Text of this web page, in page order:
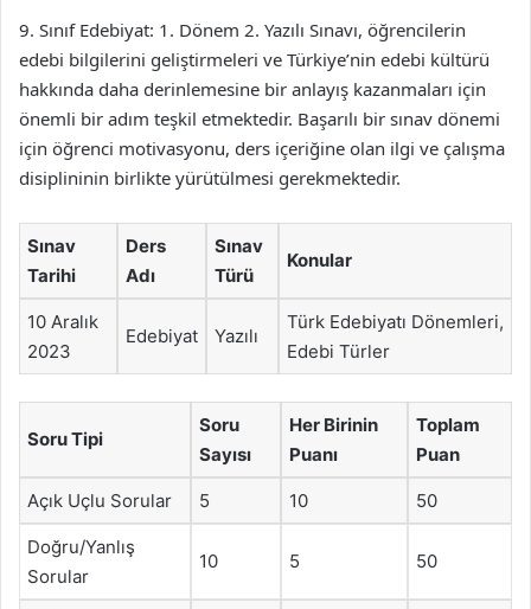
9. Sınıf Edebiyat: 1. Dönem 2. Yazılı Sınavı, öğrencilerin
edebi bilgilerini geliştirmeleri ve Türkiye’nin edebi kültürü
hakkında daha derinlemesine bir anlayış kazanmaları için
önemli bir adım teşkil etmektedir. Başarılı bir sınav dönemi
için öğrenci motivasyonu, ders içeriğine olan ilgi ve çalışma
disiplininin birlikte yürütülmesi gerekmektedir.
Sınav
Tarihi
Ders
Adı
Sınav
Türü
Konular
10 Aralık
2023
Edebiyat Yazılı
Türk Edebiyatı Dönemleri,
Edebi Türler
Soru Tipi
Soru
Sayısı
Her Birinin
Puanı
Toplam
Puan
Açık Uçlu Sorular 5 10 50
Doğru/Yanlış
Sorular
10 5 50